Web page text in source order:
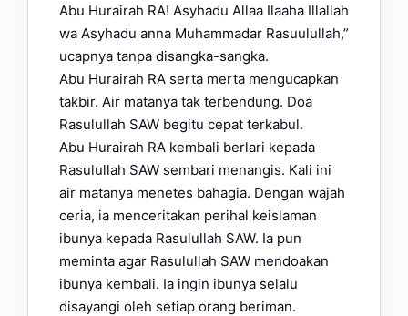
Abu Hurairah RA! Asyhadu Allaa Ilaaha Illallah
wa Asyhadu anna Muhammadar Rasuulullah,”
ucapnya tanpa disangka-sangka.
Abu Hurairah RA serta merta mengucapkan
takbir. Air matanya tak terbendung. Doa
Rasulullah SAW begitu cepat terkabul.
Abu Hurairah RA kembali berlari kepada
Rasulullah SAW sembari menangis. Kali ini
air matanya menetes bahagia. Dengan wajah
ceria, ia menceritakan perihal keislaman
ibunya kepada Rasulullah SAW. Ia pun
meminta agar Rasulullah SAW mendoakan
ibunya kembali. Ia ingin ibunya selalu
disayangi oleh setiap orang beriman.